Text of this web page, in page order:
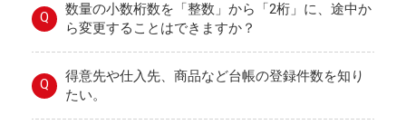
Q
数量の小数桁数を「整数」から「2桁」に、途中か
ら変更することはできますか？
Q
得意先や仕入先、商品など台帳の登録件数を知り
たい。